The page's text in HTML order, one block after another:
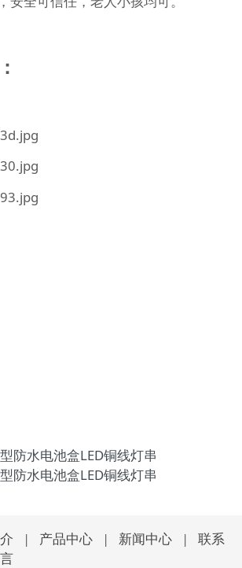
防水电池盒LED铜线灯串
防水电池盒LED铜线灯串
| 产品中心| 新闻中心| 联系